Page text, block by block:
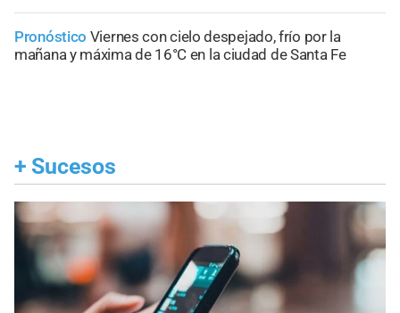
Pronóstico Viernes con cielo despejado, frío por la
mañana y máxima de 16°C en la ciudad de Santa Fe
+ Sucesos